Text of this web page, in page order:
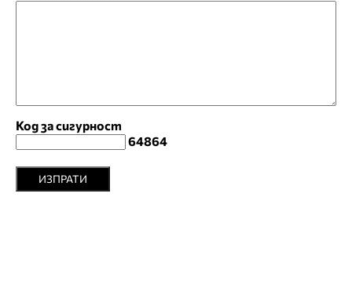
Код за сигурност
64864
ИЗПРАТИ